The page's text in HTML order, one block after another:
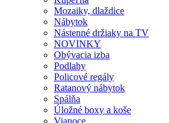
Mozaiky, dlaždice
Nábytok
Nástenné držiaky na TV
NOVINKY
Obývacia izba
Podlahy
Policové regály
Ratanový nábytok
Spálňa
Úložné boxy a koše
Vianoce